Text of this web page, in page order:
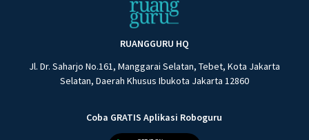
RUANGGURU HQ
Jl. Dr. Saharjo No.161, Manggarai Selatan, Tebet, Kota Jakarta
Selatan, Daerah Khusus Ibukota Jakarta 12860
Coba GRATIS Aplikasi Roboguru